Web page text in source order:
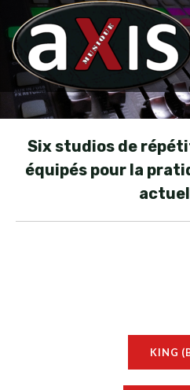
au
contenu
Six studios de
équipés pour la
KING